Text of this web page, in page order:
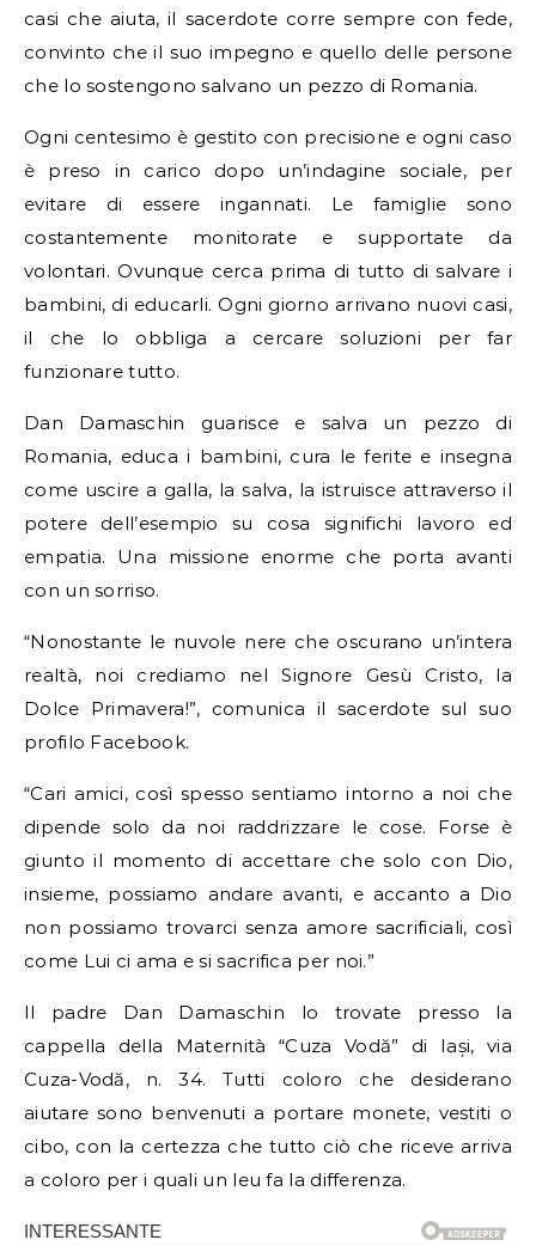
casi che aiuta, il sacerdote corre sempre con fede,
convinto che il suo impegno e quello delle persone
che lo sostengono salvano un pezzo di Romania.
Ogni centesimo è gestito con precisione e ogni caso
è preso in carico dopo un’indagine sociale, per
evitare di essere ingannati. Le famiglie sono
costantemente monitorate e supportate da
volontari. Ovunque cerca prima di tutto di salvare i
bambini, di educarli. Ogni giorno arrivano nuovi casi,
il che lo obbliga a cercare soluzioni per far
funzionare tutto.
Dan Damaschin guarisce e salva un pezzo di
Romania, educa i bambini, cura le ferite e insegna
come uscire a galla, la salva, la istruisce attraverso il
potere dell’esempio su cosa significhi lavoro ed
empatia. Una missione enorme che porta avanti
con un sorriso.
“Nonostante le nuvole nere che oscurano un’intera
realtà, noi crediamo nel Signore Gesù Cristo, la
Dolce Primavera!”, comunica il sacerdote sul suo
profilo Facebook.
“Cari amici, così spesso sentiamo intorno a noi che
dipende solo da noi raddrizzare le cose. Forse è
giunto il momento di accettare che solo con Dio,
insieme, possiamo andare avanti, e accanto a Dio
non possiamo trovarci senza amore sacrificiali, così
come Lui ci ama e si sacrifica per noi.”
Il padre Dan Damaschin lo trovate presso la
cappella della Maternità “Cuza Vodă” di Iași, via
Cuza-Vodă, n. 34. Tutti coloro che desiderano
aiutare sono benvenuti a portare monete, vestiti o
cibo, con la certezza che tutto ciò che riceve arriva
a coloro per i quali un leu fa la differenza.